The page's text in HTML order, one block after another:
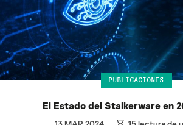
PUBLICACIONES
El Estado del Stalkerware en